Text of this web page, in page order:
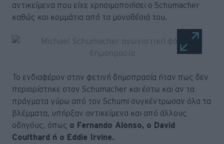
αντικείμενα που είχε χρησιμοποιήσει ο Schumacher
καθώς και κομμάτια από τα μονοθέσιά του.
Το ενδιαφέρον στην φετινή δημοπρασία ήταν πως δεν
περιορίστηκε στον Schumacher και έστω και αν τα
πράγματα γύρω από τον Schumi συγκέντρωσαν όλα τα
βλέμματα, υπήρξαν αντικείμενα και από άλλους
οδηγόυς, όπως ο Fernando Alonso, ο David
Coulthard ή ο Eddie Ιrvine.